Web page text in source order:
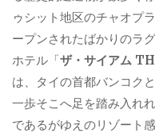
ゥシット地区のチャオプ
ープンされたばかりのラ
ホテル「ザ・サイアム
は、タイの首都バンコク
一歩そこへ足を踏み入れ
であるがゆえのリゾート